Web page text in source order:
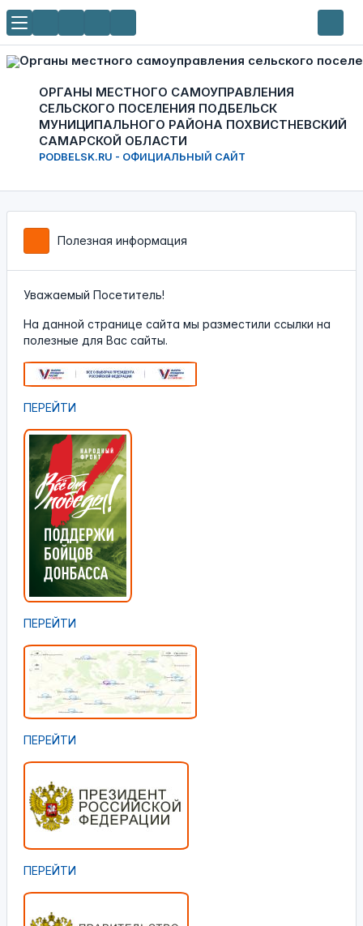
ОРГАНЫ МЕСТНОГО САМОУПРАВЛЕНИЯ
СЕЛЬСКОГО ПОСЕЛЕНИЯ ПОДБЕЛЬСК
МУНИЦИПАЛЬНОГО РАЙОНА ПОХВИСТНЕВСКИЙ
САМАРСКОЙ ОБЛАСТИ
PODBELSK.RU - ОФИЦИАЛЬНЫЙ САЙТ
Полезная информация
Уважаемый Посетитель!
На данной странице сайта мы разместили ссылки на
полезные для Вас сайты.
ПЕРЕЙТИ
ПЕРЕЙТИ
ПЕРЕЙТИ
ПЕРЕЙТИ